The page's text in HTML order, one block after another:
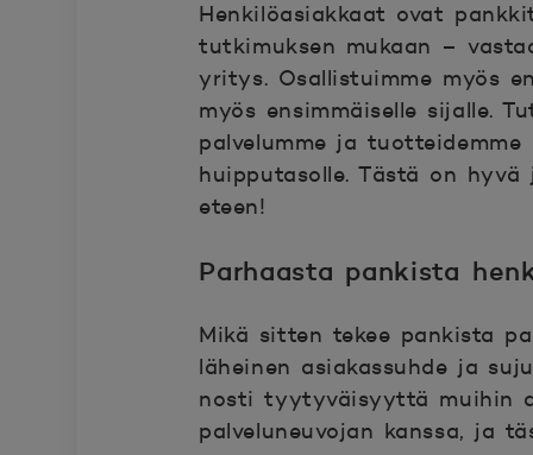
Henkilöasiakkaat ovat
tutkimuksen mukaan –
yritys. Osallistuimme myös
myös ensimmäiselle sijalle.
palvelumme ja
huipputasolle. Tästä on
eteen!
Parhaasta pankista
Mikä sitten tekee pankista
läheinen asiakassuhde ja
nosti tyytyväisyyttä muihin
palveluneuvojan kanssa, ja